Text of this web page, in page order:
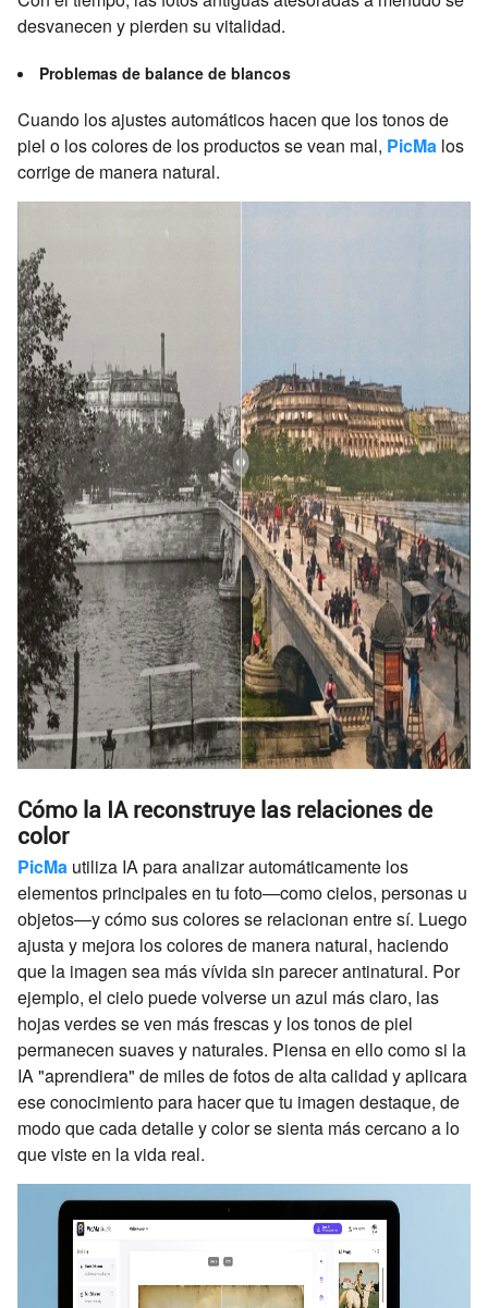
desvanecen y pierden su vitalidad.
Problemas de balance de blancos
Cuando los ajustes automáticos hacen que los tonos de
piel o los colores de los productos se vean mal, PicMa los
corrige de manera natural.
Cómo la IA reconstruye las relaciones de
color
PicMa utiliza IA para analizar automáticamente los
elementos principales en tu foto—como cielos, personas u
objetos—y cómo sus colores se relacionan entre sí. Luego
ajusta y mejora los colores de manera natural, haciendo
que la imagen sea más vívida sin parecer antinatural. Por
ejemplo, el cielo puede volverse un azul más claro, las
hojas verdes se ven más frescas y los tonos de piel
permanecen suaves y naturales. Piensa en ello como si la
IA "aprendiera" de miles de fotos de alta calidad y aplicara
ese conocimiento para hacer que tu imagen destaque, de
modo que cada detalle y color se sienta más cercano a lo
que viste en la vida real.